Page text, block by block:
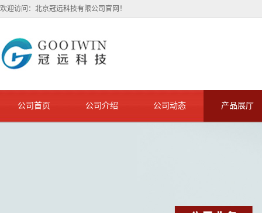
欢迎访问：北京冠远科技有限公司官网！
公司首页 公司介绍 公司动态 产品展厅